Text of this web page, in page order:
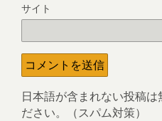
サイト
日本語が含まれない投稿
ださい。（スパム対策）